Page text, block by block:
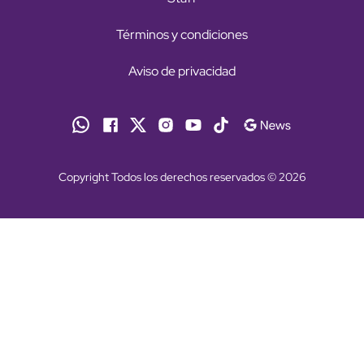
Términos y condiciones
Aviso de privacidad
Copyright Todos los derechos reservados © 2026